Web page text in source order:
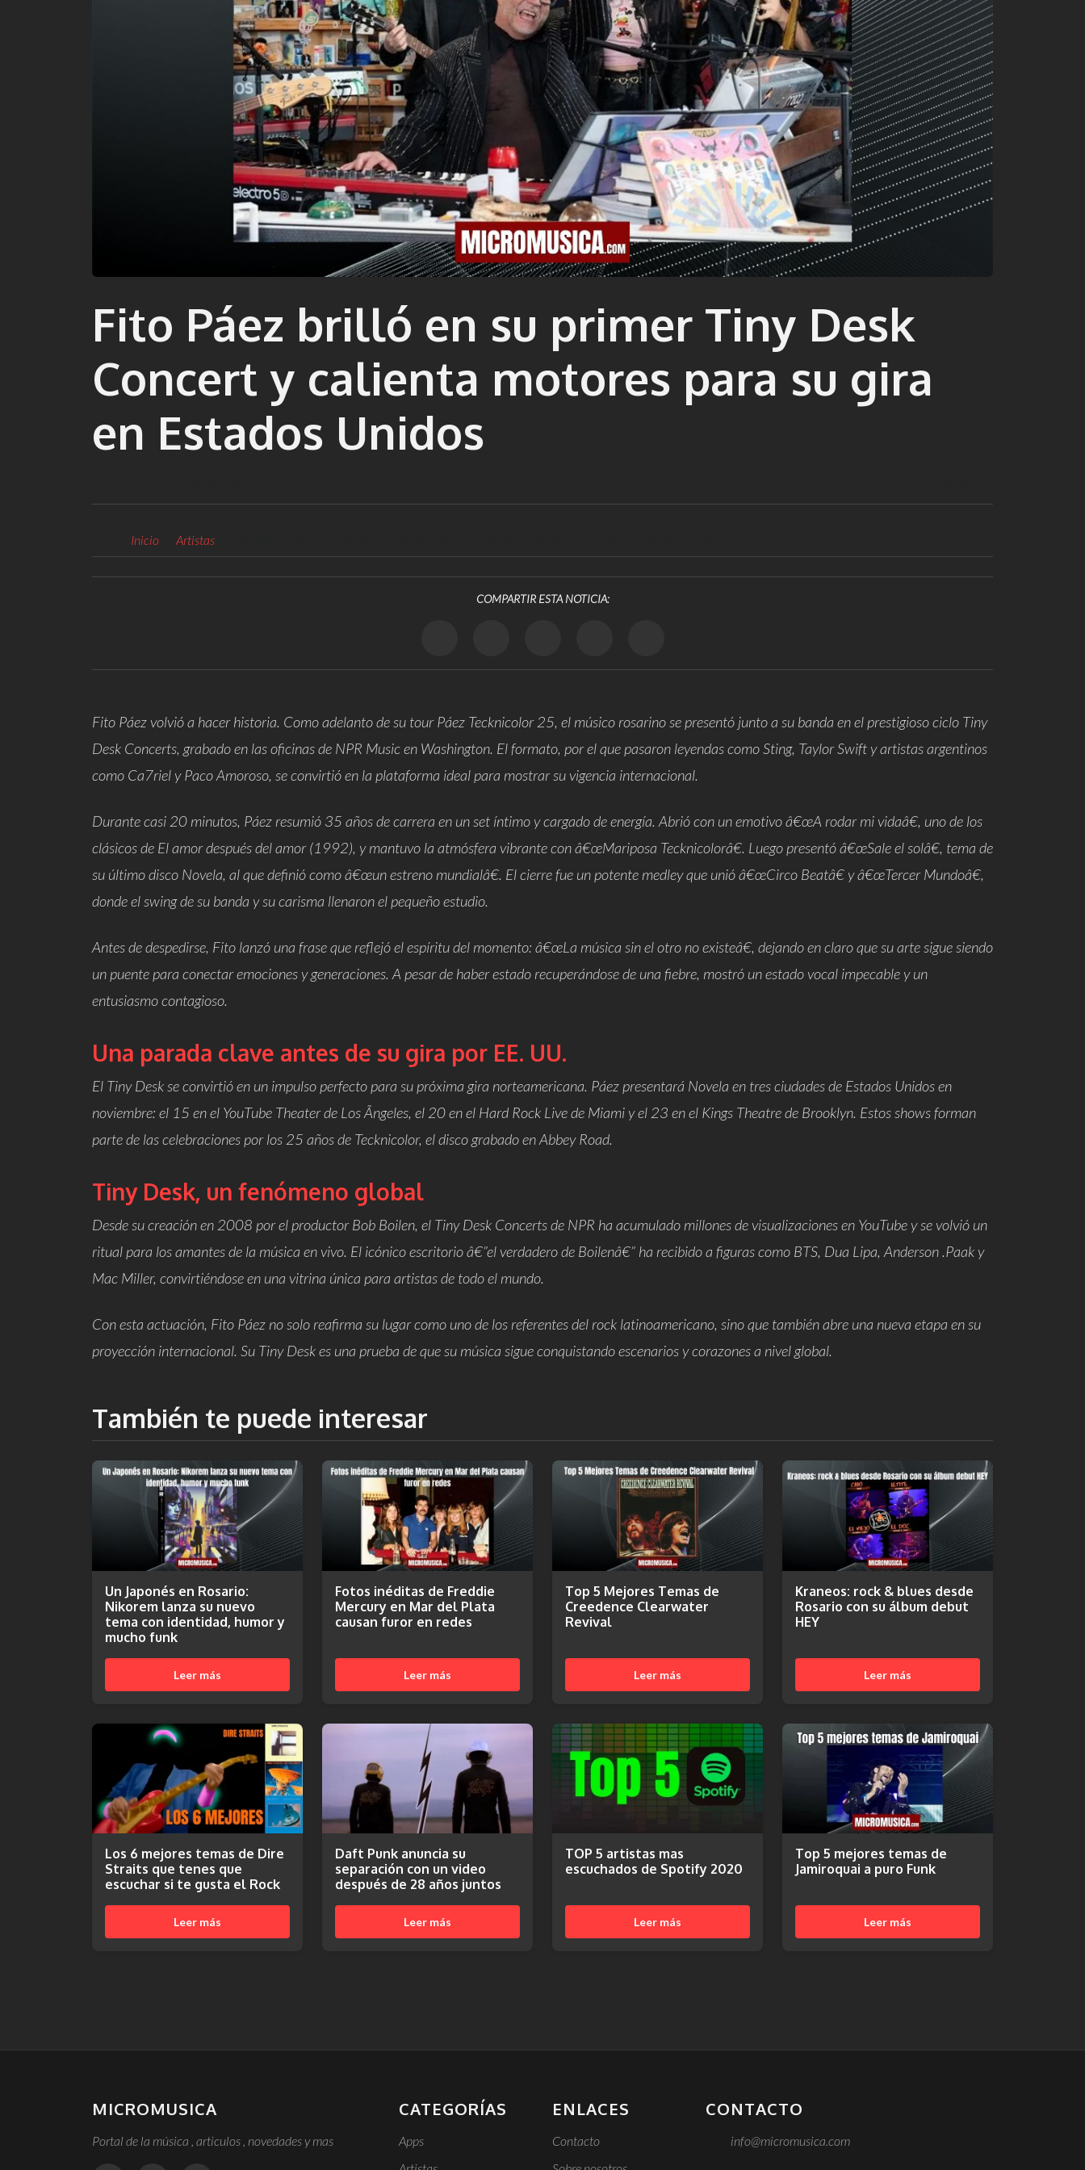
Fito Páez brilló en su primer Tiny Desk
Concert y calienta motores para su gira
en Estados Unidos
Inicio Artistas
COMPARTIR ESTA NOTICIA:
Fito Páez volvió a hacer historia. Como adelanto de su tourPáez Tecknicolor 25, el músico rosarino se presentó junto a su banda en el prestigioso ciclo Tiny
Desk Concerts, grabado en las oficinas de NPR Music en Washington. El formato, por el que pasaron leyendas como Sting, Taylor Swift y artistas argentinos
como Ca7riel y Paco Amoroso, se convirtió en la plataforma ideal para mostrar su vigencia internacional.
Durante casi 20 minutos, Páez resumió 35 años de carrera en un set íntimo y cargado de energía. Abrió con un emotivoâ€œA rodar mi vidaâ€, uno de los
clásicos de El amor después del amor(1992), y mantuvo la atmósfera vibrante conâ€œMariposa Tecknicolorâ€. Luego presentóâ€œSale el solâ€, tema de
su último disco Novela, al que definió como â€œun estreno mundialâ€. El cierre fue un potente medley que unióâ€œCirco Beatâ€ yâ€œTercer Mundoâ€,
donde el swing de su banda y su carisma llenaron el pequeño estudio.
Antes de despedirse, Fito lanzó una frase que reflejó el espíritu del momento: â€œLa música sin el otro no existeâ€, dejando en claro que su arte sigue siendo
un puente para conectar emociones y generaciones. A pesar de haber estado recuperándose de una fiebre, mostró un estado vocal impecable y un
entusiasmo contagioso.
Una parada clave antes de su gira por EE. UU.
El Tiny Desk se convirtió en un impulso perfecto para su próxima gira norteamericana. Páez presentará Novela en tres ciudades de Estados Unidos en
noviembre: el 15 en el YouTube Theater de Los Ãngeles, el 20 en el Hard Rock Live de Miami y el 23 en el Kings Theatre de Brooklyn. Estos shows forman
parte de las celebraciones por los 25 años de Tecknicolor, el disco grabado en Abbey Road.
Tiny Desk, un fenómeno global
Desde su creación en 2008 por el productor Bob Boilen, el Tiny Desk Concertsde NPR ha acumulado millones de visualizaciones en YouTube y se volvió un
ritual para los amantes de la música en vivo. El icónico escritorio â€”el verdadero de Boilenâ€” ha recibido a figuras como BTS, Dua Lipa, Anderson .Paak y
Mac Miller, convirtiéndose en una vitrina única para artistas de todo el mundo.
Con esta actuación, Fito Páez no solo reafirma su lugar como uno de los referentes del rock latinoamericano, sino que también abre una nueva etapa en su
proyección internacional. Su Tiny Desk es una prueba de que su música sigue conquistando escenarios y corazones a nivel global.
También te puede interesar
Un Japonés en Rosario:
Nikorem lanza su nuevo
tema con identidad, humor y
mucho funk
Leer más
Fotos inéditas de Freddie
Mercury en Mar del Plata
causan furor en redes
Leer más
Top 5 Mejores Temas de
Creedence Clearwater
Revival
Leer más
Kraneos: rock & blues desde
Rosario con su álbum debut
HEY
Leer más
Los 6 mejores temas de Dire
Straits que tenes que
escuchar si te gusta el Rock
Leer más
Daft Punk anuncia su
separación con un video
después de 28 años juntos
Leer más
TOP 5 artistas mas
escuchados de Spotify 2020
Leer más
Top 5 mejores temas de
Jamiroquai a puro Funk
Leer más
MICROMUSICA
Portal de la música , articulos , novedades y mas
CATEGORÍAS
Apps
ENLACES
Contacto
CONTACTO
info@micromusica.com